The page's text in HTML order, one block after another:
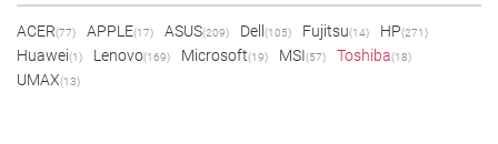
ACER(77) APPLE(17) ASUS(209) Dell (105) Fujitsu(14) HP(271)
Huawei(1) Lenovo(169) Microsoft(19) MSI(57) Toshiba(18)
UMAX(13)